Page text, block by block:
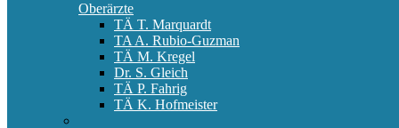
Oberärzte
TÄ T. Marquardt
TA A. Rubio-Guzman
TÄ M. Kregel
Dr. S. Gleich
TÄ P. Fahrig
TÄ K. Hofmeister